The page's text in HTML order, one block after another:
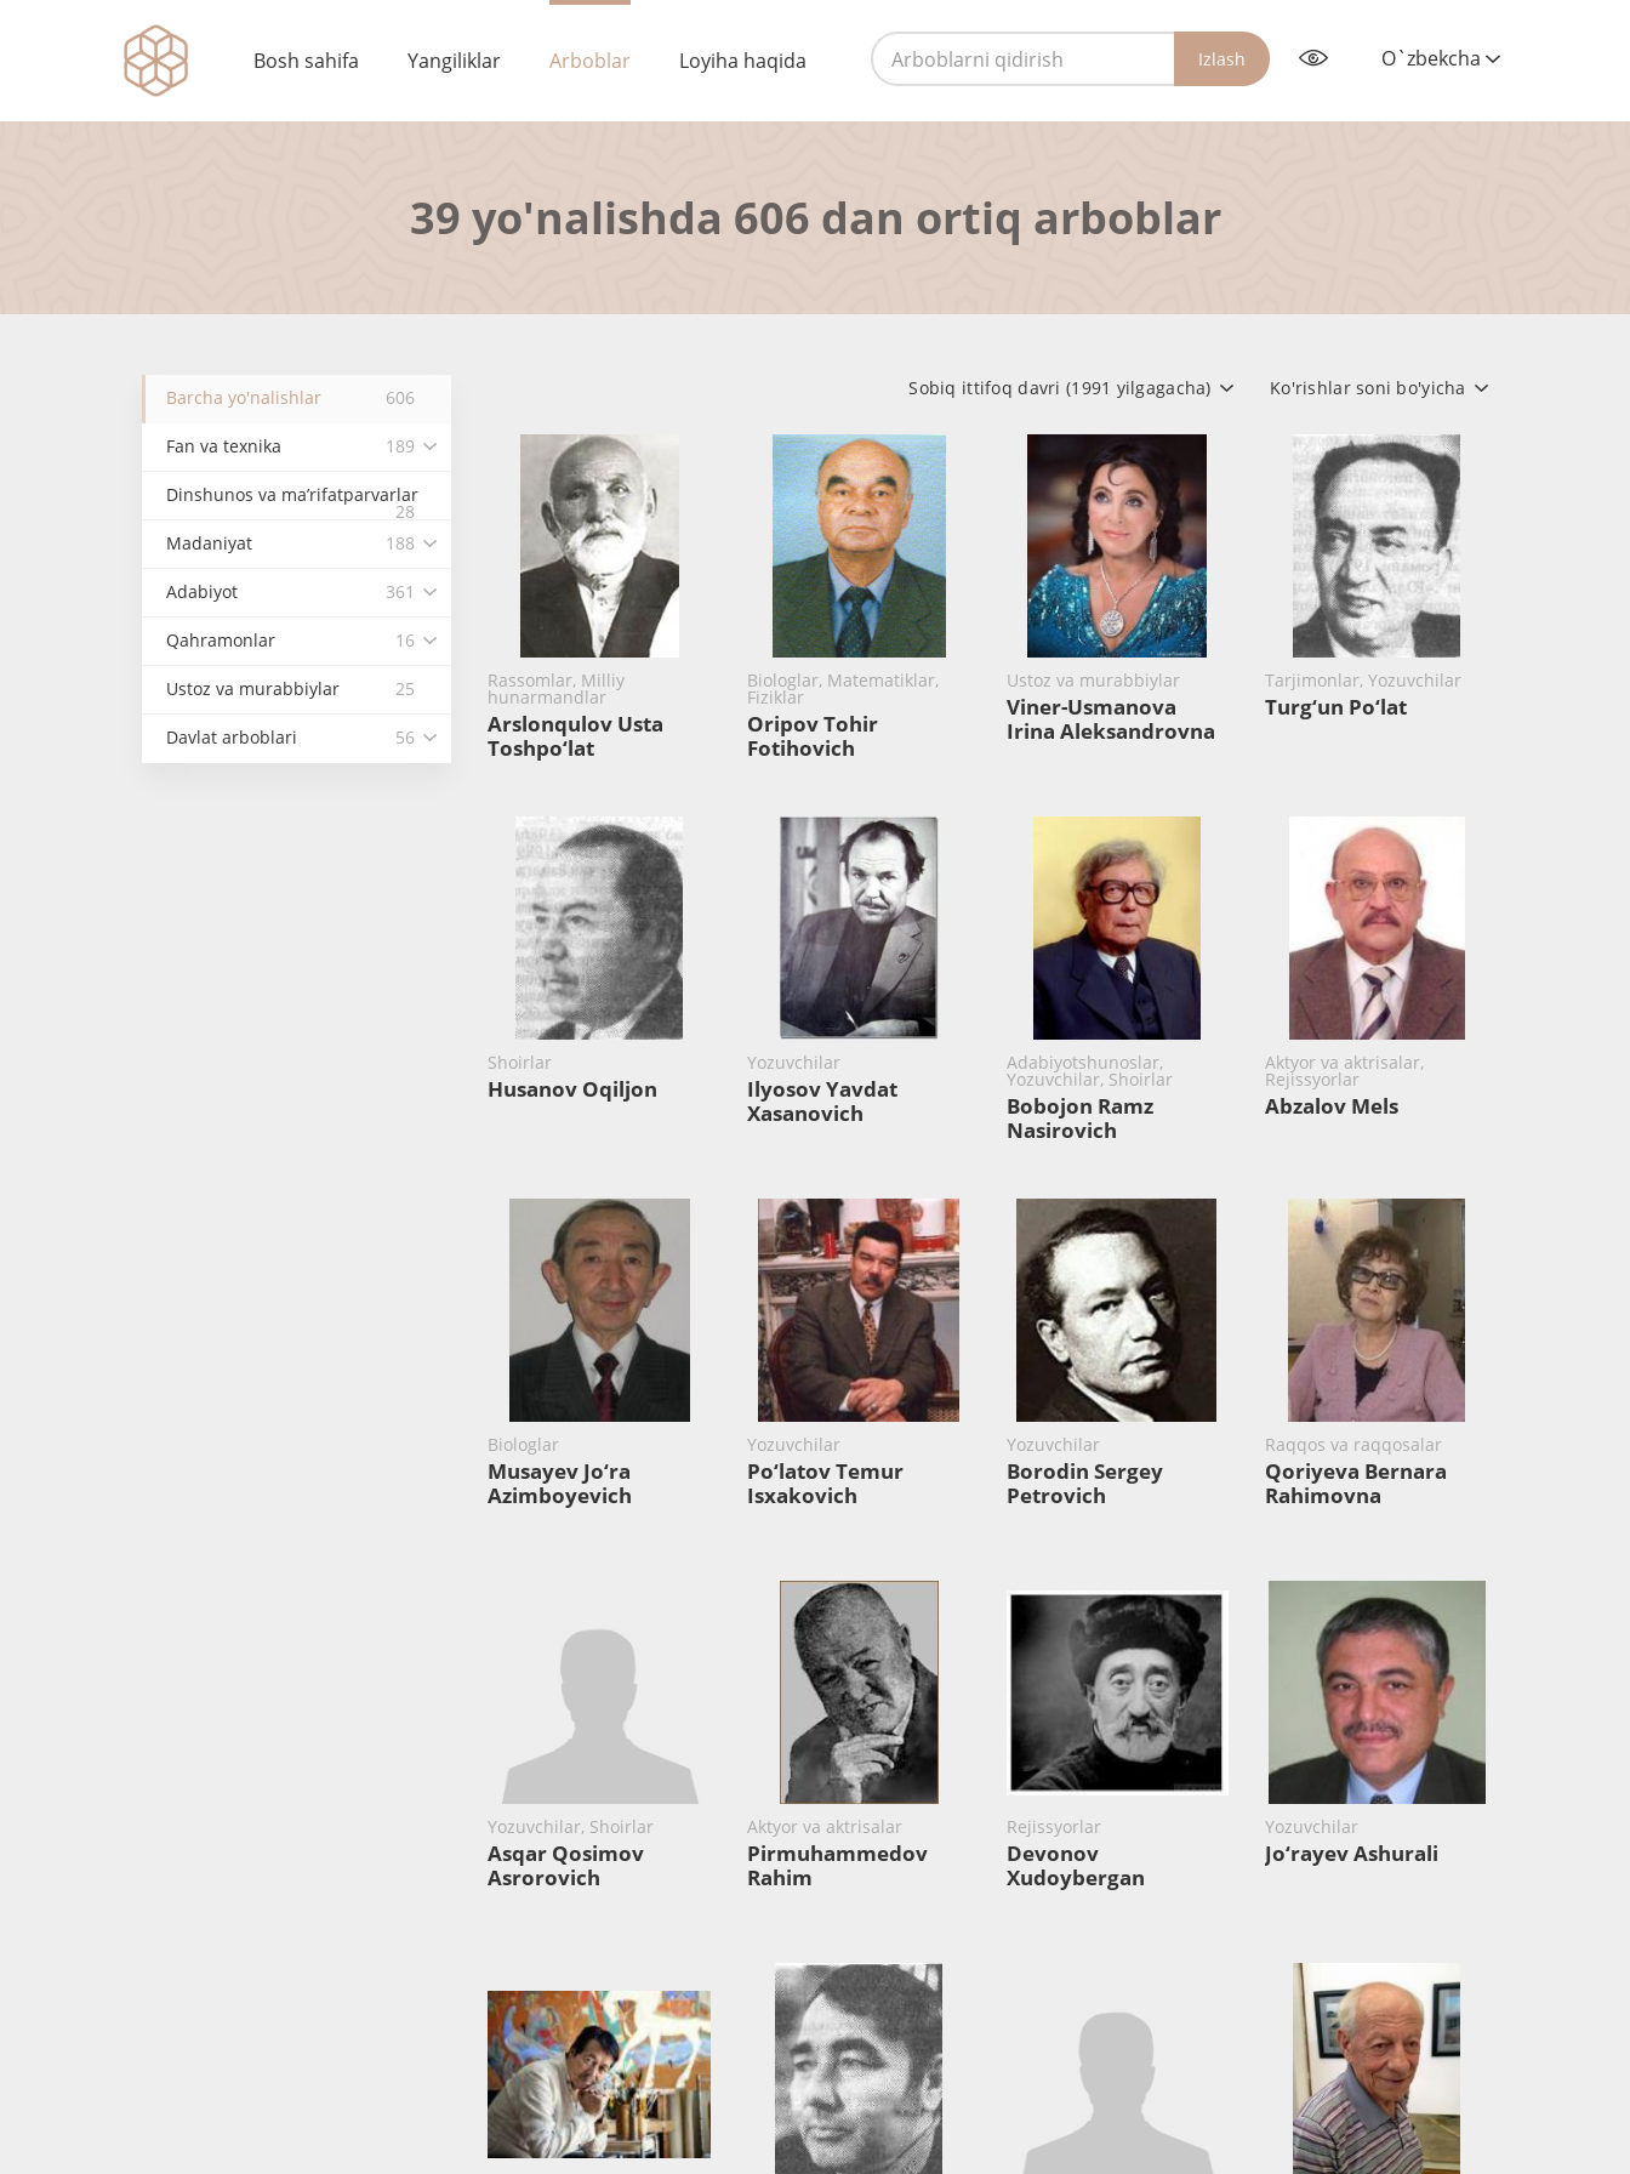
Bosh sahifa Yangiliklar Arboblar Loyiha haqida Izlash O`zbekcha
39 yo'nalishda 606 dan ortiq arboblar
Barcha yo'nalishlar 606
Fan va texnika 189
Dinshunos va ma’rifatparvarlar
28
Madaniyat
188
Adabiyot 361
Qahramonlar 16
Ustoz va murabbiylar 25
Davlat arboblari 56
Ko'rishlar soni bo'yicha
Sobiq ittifoq davri (1991 yilgagacha)
Rassomlar, Milliy
hunarmandlar
Arslonqulov Usta
Toshpo‘lat
Biologlar, Matematiklar,
Fiziklar
Oripov Tohir
Fotihovich
Ustoz va murabbiylar
Viner-Usmanova
Irina Aleksandrovna
Tarjimonlar, Yozuvchilar
Turg‘un Po‘lat
Shoirlar
Husanov Oqiljon
Yozuvchilar
Ilyosov Yavdat
Xasanovich
Adabiyotshunoslar,
Yozuvchilar, Shoirlar
Bоbоjоn Ramz
Nasirovich
Aktyor va aktrisalar,
Rejissyorlar
Abzalov Mels
Biologlar
Musayev Jo‘ra
Azimboyevich
Yozuvchilar
Po‘latov Temur
Isxakovich
Yozuvchilar
Borodin Sergey
Petrovich
Raqqos va raqqosalar
Qoriyeva Bernara
Rahimovna
Yozuvchilar, Shoirlar
Asqar Qosimov
Asrorovich
Aktyor va aktrisalar
Pirmuhammedov
Rahim
Rejissyorlar
Devonov
Xudoybergan
Yozuvchilar
Jo‘rayev Ashurali